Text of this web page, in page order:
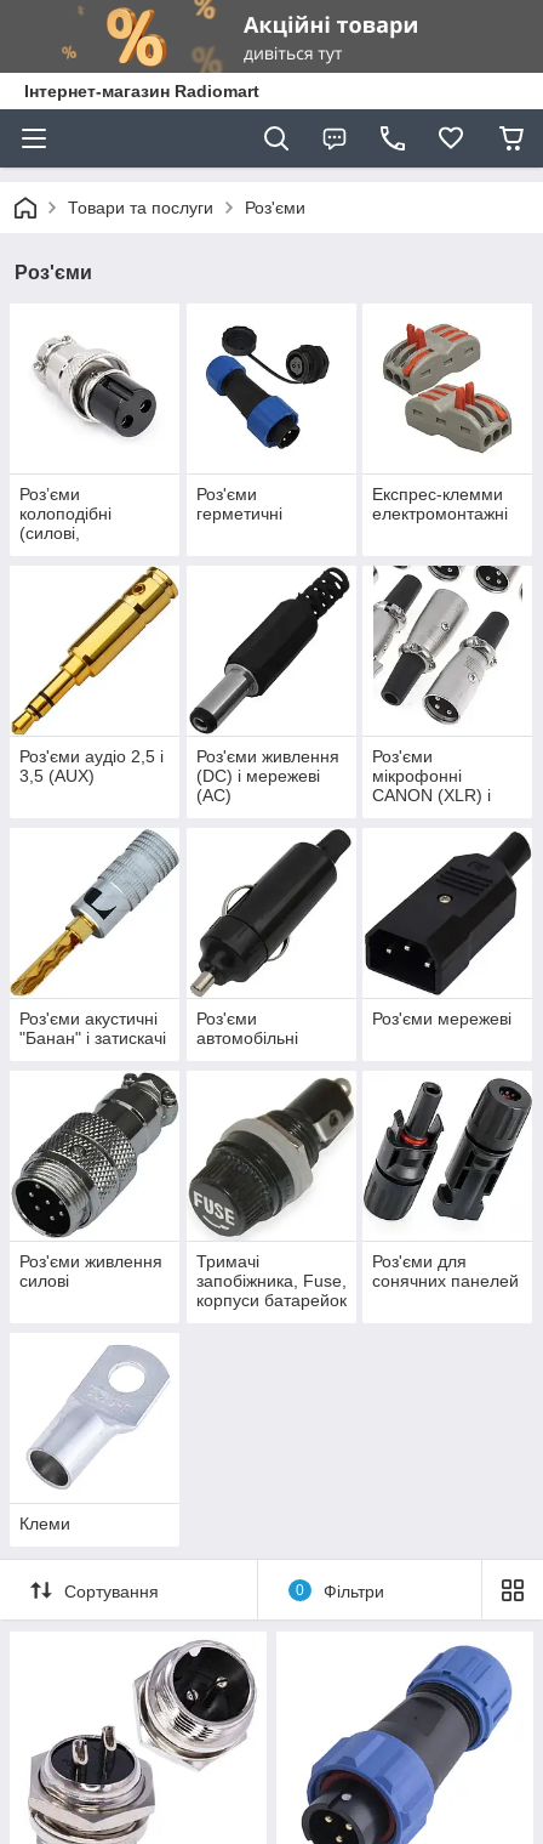
Інтернет-магазин Radiomart
Товари та послуги Роз'єми
Роз'єми
Розʼєми
колоподібні
(силові,
Роз'єми
герметичні
Експрес-клемми
електромонтажні
Роз'єми аудіо 2,5 і
3,5 (AUX)
Роз'єми живлення
(DC) і мережеві
(AC)
Роз'єми
мікрофонні
CANON (XLR) і
Роз'єми акустичні
"Банан" і затискачі
Роз'єми
автомобільні
Роз'єми мережеві
Роз'єми живлення
силові
Тримачі
запобіжника, Fuse,
корпуси батарейок
Роз'єми для
сонячних панелей
Клеми
Сортування 0 Фільтри